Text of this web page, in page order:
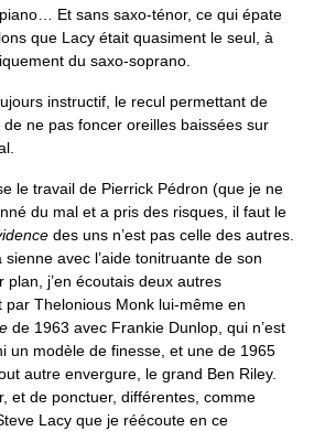
Et sans saxo-ténor, ce qui épate
que Lacy était quasiment le seul, à
du saxo-soprano.
instructif, le recul permettant de
ne pas foncer oreilles baissées sur
le travail de Pierrick Pédron (que je ne
du mal et a pris des risques, il faut le
des uns n’est pas celle des autres.
avec l’aide tonitruante de son
j’en écoutais deux autres
Thelonious Monk lui-même en
de 1963 avec Frankie Dunlop, qui n’est
un modèle de finesse, et une de 1965
autre envergure, le grand Ben Riley.
et de ponctuer, différentes, comme
Lacy que je réécoute en ce